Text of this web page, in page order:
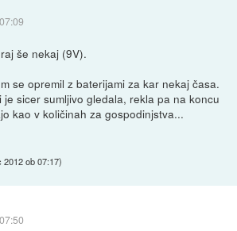
še nekaj (9V).
se opremil z baterijami za kar nekaj časa.
sicer sumljivo gledala, rekla pa na koncu
kao v količinah za gospodinjstva...
2012 ob 07:17)